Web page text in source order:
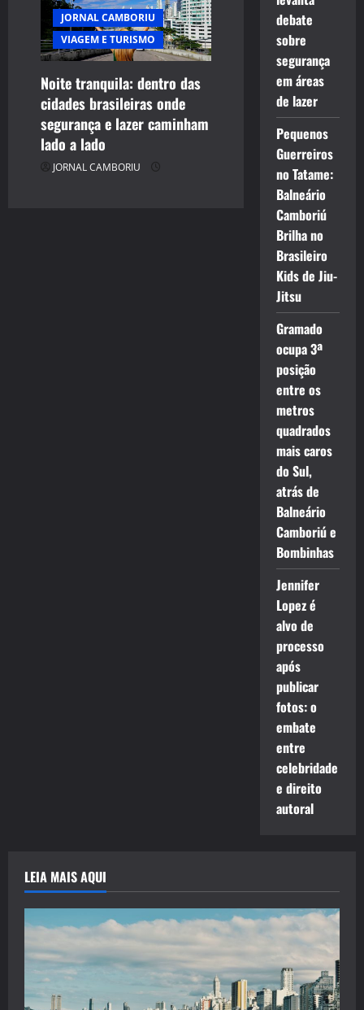
JORNAL CAMBORIU
VIAGEM E TURISMO
Noite tranquila: dentro das
cidades brasileiras onde
segurança e lazer caminham
lado a lado
JORNAL CAMBORIU
debate
sobre
segurança
em áreas
de lazer
Pequenos
Guerreiros
no Tatame:
Balneário
Camboriú
Brilha no
Brasileiro
Kids de Jiu-
Jitsu
Gramado
ocupa 3ª
posição
entre os
metros
quadrados
mais caros
do Sul,
atrás de
Balneário
Camboriú e
Bombinhas
Jennifer
Lopez é
alvo de
processo
após
publicar
fotos: o
embate
entre
celebridade
e direito
autoral
LEIA MAIS AQUI